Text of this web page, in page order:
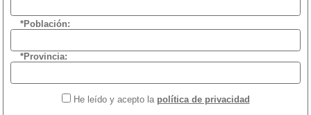
*Población:
*Provincia:
He leído y acepto la política de privacidad